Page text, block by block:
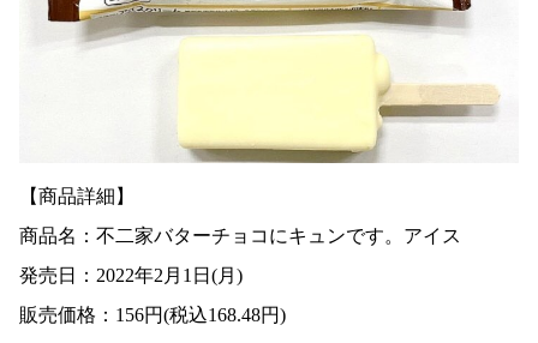
【商品詳細】
商品名： 不二家バターチョコにキュンです。アイス
発売日：2022年2月1日(月)
販売価格：156円(税込168.48円)